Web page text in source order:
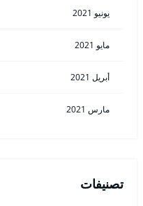
يونيو 2021
مايو 2021
أبريل 2021
مارس 2021
تصنيفات